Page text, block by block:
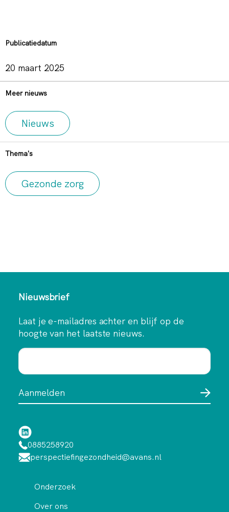
Publicatiedatum
20 maart 2025
Meer nieuws
Nieuws
Thema's
Gezonde zorg
Nieuwsbrief
Laat je e-mailadres achter en blijf op de
hoogte van het laatste nieuws.
0885258920
perspectiefingezondheid@avans.nl
Onderzoek
Over ons